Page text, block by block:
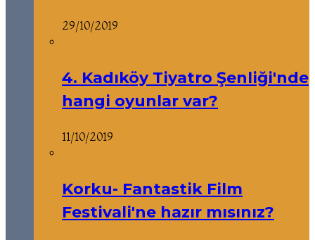
29/10/2019
4. Kadıköy Tiyatro Şenliği'nde
hangi oyunlar var?
11/10/2019
Korku- Fantastik Film
Festivali'ne hazır mısınız?